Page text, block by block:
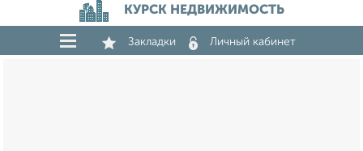
КУРСК НЕДВИЖИМОСТЬ
Закладки Личный кабинет